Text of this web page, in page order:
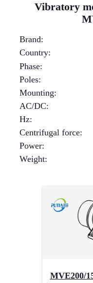
Vibratory
Brand:
Country:
Phase:
Poles:
Mounting:
AC/DC:
Hz:
Centrifugal force:
Power:
Weight:
MVE200/